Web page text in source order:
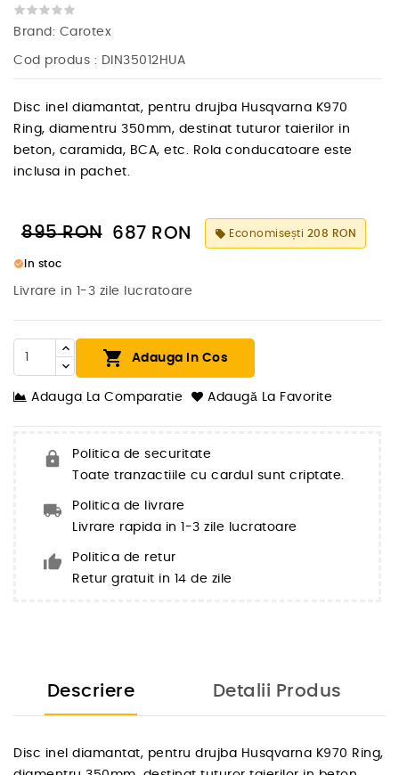
Brand: Carotex
Cod produs : DIN35012HUA
Disc inel diamantat, pentru drujba Husqvarna K970
Ring, diamentru 350mm, destinat tuturor taierilor in
beton, caramida, BCA, etc. Rola conducatoare este
inclusa in pachet.
895RON 687 RON local_offer Economisești 208 RON
check_circle In stoc
Livrare in 1-3 zile lucratoare
 Adauga In Cos
Adauga La Comparatie Adaugă La Favorite
Politica de securitate
Toate tranzactiile cu cardul sunt criptate.
Politica de livrare
Livrare rapida in 1-3 zile lucratoare
Politica de retur
Retur gratuit in 14 de zile
Descriere Detalii Produs
Disc inel diamantat, pentru drujba Husqvarna K970 Ring,